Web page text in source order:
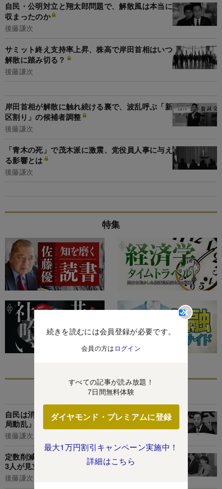
続きを読むには会員登録が必要です。
会員の方は ログイン
すべての記事が読み放題！
7日間無料体験
ダイヤモンド・プレミアムに登録
最大1万円割引キャンペーン実施中！
詳細はこちら
自民・公明対立と翔太郎問題で、解散風は本当に
収まったのか
後藤謙次
サミット終え支持率上昇、株高で岸田首相はいつ
解散に踏み切る？
後藤謙次
岸田首相が解散に触れ続ける裏で、波乱呼ぶ「新
区割り」の候補者調整
後藤謙次
「青木の死」で茂木派に激震、党役員人事に与え
る影響とは
後藤謙次
特集
あなたにおすすめ
自民は消去法、立民は返り咲き、火ぶた切る「政
局動乱」の第2幕
後藤謙次
定数削減に絡んで漂い始めた不穏な空気、元首相
3人が見立てる早期解散シナリオとは?
後藤謙次